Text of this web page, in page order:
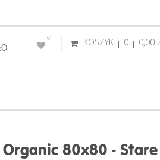
KOSZYK 0 0,00
0
Organic 80x80 - Stare